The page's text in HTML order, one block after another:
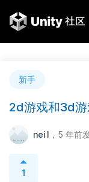
新手
2d游戏和3d
nei l ，5 年前
1